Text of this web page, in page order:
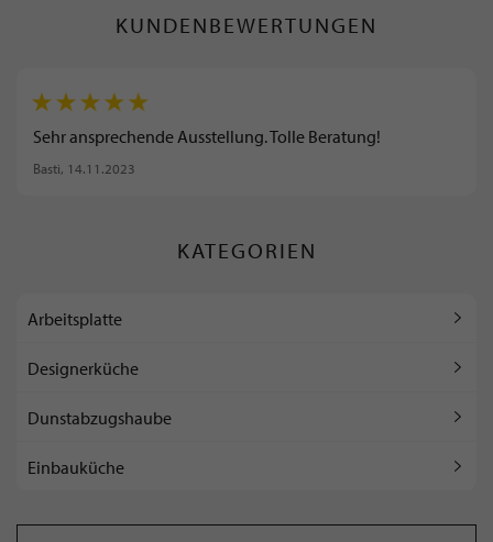
KUNDENBEWERTUNGEN
Sehr ansprechende Ausstellung. Tolle Beratung!
Basti, 14.11.2023
KATEGORIEN
Arbeitsplatte
Designerküche
Dunstabzugshaube
Einbauküche